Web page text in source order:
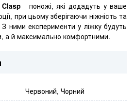
- поножі, які додадуть у ваше
при цьому зберігаючи ніжність та
ними експерименти у ліжку будуть
а й максимально комфортними.
Червоний, Чорний